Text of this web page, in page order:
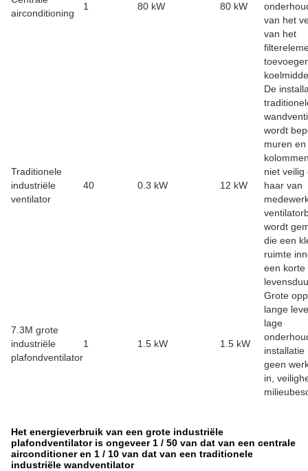
airconditioning
1 80 kW 80 kW
van het
van het
Traditionele
industriële
ventilator
40 0.3 kW 12 kW
De
wordt
muren en
niet veilig
haar van
wordt
die een
ruimte
een korte
7.3M grote
industriële
plafondventilator
1 1.5 kW 1.5 kW
Grote
lange
lage
installatie
geen
in,
Het energieverbruik van een grote industriële
plafondventilator is ongeveer 1 / 50 van dat van een centrale
airconditioner en 1 / 10 van dat van een traditionele
industriële wandventilator